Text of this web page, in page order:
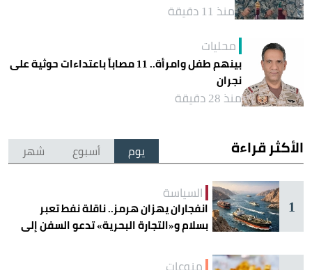
منذ 11 دقيقة
محليات
بينهم طفل وامرأة.. 11 مصاباً باعتداءات حوثية على
نجران
منذ 28 دقيقة
الأكثر قراءة يوم أسبوع شهر
1
السياسة
انفجاران يهزان هرمز.. ناقلة نفط تعبر
بسلام و«التجارة البحرية» تدعو السفن إلى